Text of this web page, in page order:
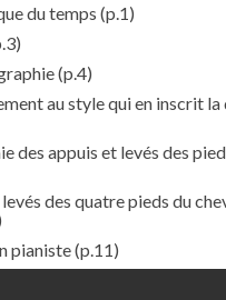
du temps (p.1)
(p.4)
au style qui en inscrit la
des appuis et levés des
des quatre pieds du
pianiste(p.11)